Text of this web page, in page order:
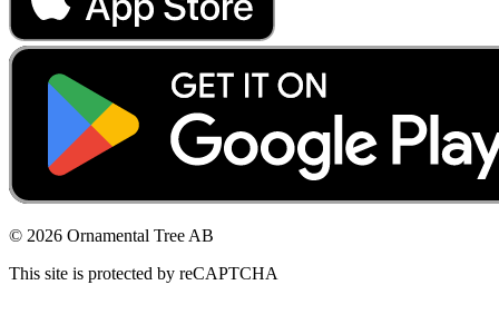
© 2026 Ornamental Tree AB
This site is protected by reCAPTCHA